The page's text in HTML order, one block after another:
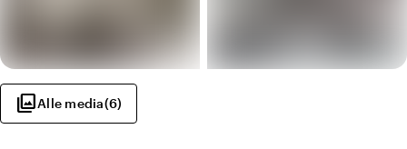
photo_libraryAlle media(6)